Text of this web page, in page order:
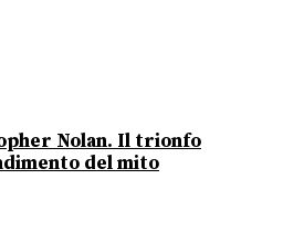
Nolan. Il trionfo
del mito